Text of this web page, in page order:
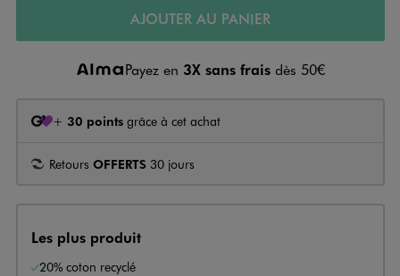
AJOUTER AU PANIER
Payez en 3X sans frais dès 50€
+ 30 points grâce à cet achat
Retours OFFERTS 30 jours
Les plus produit
20% coton recyclé